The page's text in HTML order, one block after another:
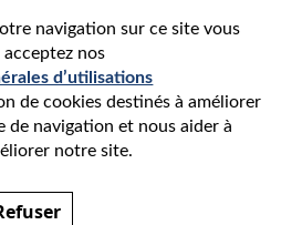
navigation sur ce site vous
acceptez nos
d’utilisations
de cookies destinés à améliorer
de navigation et nous aider à
notre site.
SAINT-AMAND-